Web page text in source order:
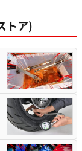
トア)